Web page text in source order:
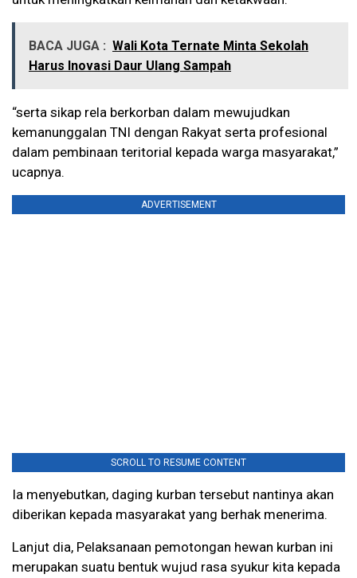
BACA JUGA : Wali Kota Ternate Minta Sekolah
Harus Inovasi Daur Ulang Sampah
“serta sikap rela berkorban dalam mewujudkan
kemanunggalan TNI dengan Rakyat serta profesional
dalam pembinaan teritorial kepada warga masyarakat,”
ucapnya.
ADVERTISEMENT
SCROLL TO RESUME CONTENT
Ia menyebutkan, daging kurban tersebut nantinya akan
diberikan kepada masyarakat yang berhak menerima.
Lanjut dia, Pelaksanaan pemotongan hewan kurban ini
merupakan suatu bentuk wujud rasa syukur kita kepada